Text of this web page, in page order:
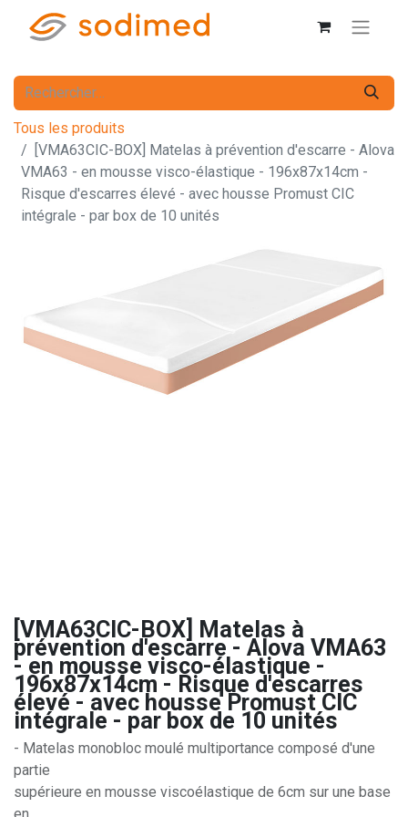
Tous les produits
[VMA63CIC-BOX] Matelas à prévention d'escarre - Alova
VMA63 - en mousse visco-élastique - 196x87x14cm -
Risque d'escarres élevé - avec housse Promust CIC
intégrale - par box de 10 unités
[VMA63CIC-BOX] Matelas à
prévention d'escarre - Alova VMA63
- en mousse visco-élastique -
196x87x14cm - Risque d'escarres
élevé - avec housse Promust CIC
intégrale - par box de 10 unités
- Matelas monobloc moulé multiportance composé d'une
partie
supérieure en mousse viscoélastique de 6cm sur une base